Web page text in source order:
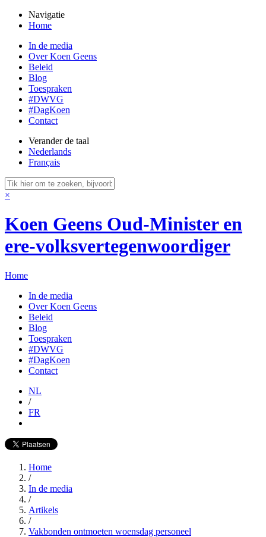
Navigatie
Home
In de media
Over Koen Geens
Beleid
Blog
Toespraken
#DWVG
#DagKoen
Contact
Verander de taal
Nederlands
Français
×
Koen Geens Oud-Minister en
ere-volksvertegenwoordiger
Home
In de media
Over Koen Geens
Beleid
Blog
Toespraken
#DWVG
#DagKoen
Contact
NL
/
FR
Home
/
In de media
/
Artikels
/
​Vakbonden ontmoeten woensdag personeel